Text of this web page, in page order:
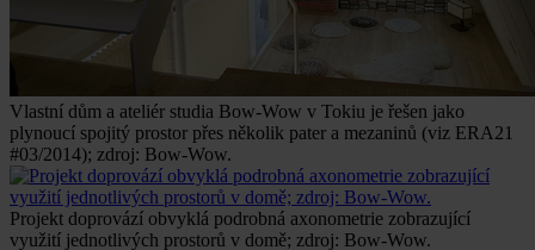
Vlastní dům a ateliér studia Bow-Wow v Tokiu je řešen jako
plynoucí spojitý prostor přes několik pater a mezaninů (viz ERA21
#03/2014); zdroj: Bow-Wow.
Projekt doprovází obvyklá podrobná axonometrie zobrazující
využití jednotlivých prostorů v domě; zdroj: Bow-Wow.